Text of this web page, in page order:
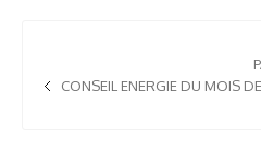
CONSEIL ENERGIE DU MOIS